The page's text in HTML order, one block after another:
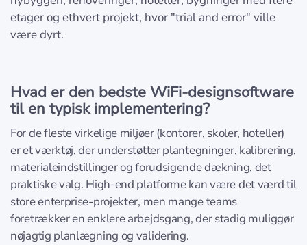
etager og ethvert projekt, hvor "trial and error" ville
være dyrt.
Hvad er den bedste WiFi-designsoftware
til en typisk implementering?
For de fleste virkelige miljøer (kontorer, skoler, hoteller)
er et værktøj, der understøtter plantegninger, kalibrering,
materialeindstillinger og forudsigende dækning, det
praktiske valg. High-end platforme kan være det værd til
store enterprise-projekter, men mange teams
foretrækker en enklere arbejdsgang, der stadig muliggør
nøjagtig planlægning og validering.